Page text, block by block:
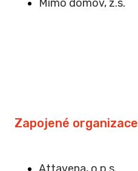
Mimo domov, z.s.
Zapojené organizace